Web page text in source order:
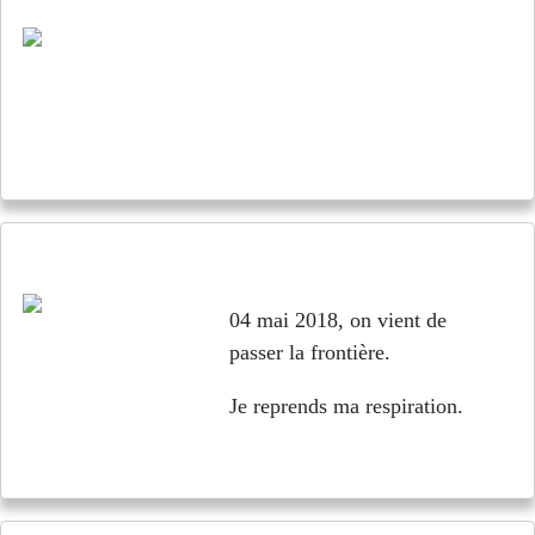
04 mai 2018, on vient de
passer la frontière.
Je reprends ma respiration.